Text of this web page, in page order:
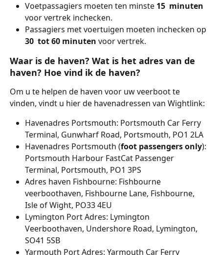
Voetpassagiers moeten ten minste 15 minuten
voor vertrek inchecken.
Passagiers met voertuigen moeten inchecken op
30 tot 60 minuten voor vertrek.
Waar is de haven? Wat is het adres van de
haven? Hoe vind ik de haven?
Om u te helpen de haven voor uw veerboot te
vinden, vindt u hier de havenadressen van Wightlink:
Havenadres Portsmouth: Portsmouth Car Ferry
Terminal, Gunwharf Road, Portsmouth, PO1 2LA
Havenadres Portsmouth (foot passengers only):
Portsmouth Harbour FastCat Passenger
Terminal, Portsmouth, PO1 3PS
Adres haven Fishbourne: Fishbourne
veerboothaven, Fishbourne Lane, Fishbourne,
Isle of Wight, PO33 4EU
Lymington Port Adres: Lymington
Veerboothaven, Undershore Road, Lymington,
SO41 5SB
Yarmouth Port Adres: Yarmouth Car Ferry